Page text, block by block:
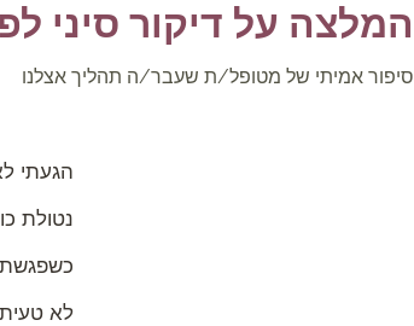
המלצה על דיקור סיני
סיפור אמיתי של מטופל/ת שעבר/ה תהליך אצלנו
הגעתי
נטולת
לא